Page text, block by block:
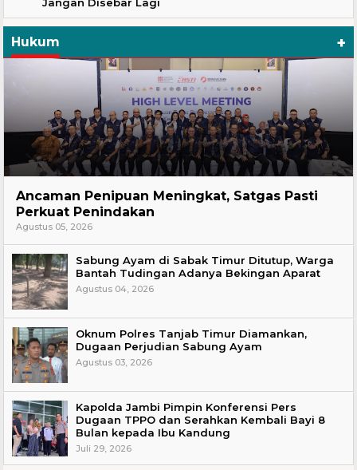
Hukum +
Ancaman Penipuan Meningkat, Satgas Pasti
Perkuat Penindakan
Agustus 05, 2026
Sabung Ayam di Sabak Timur Ditutup, Warga
Bantah Tudingan Adanya Bekingan Aparat
Agustus 04, 2026
Oknum Polres Tanjab Timur Diamankan,
Dugaan Perjudian Sabung Ayam
Agustus 03, 2026
Kapolda Jambi Pimpin Konferensi Pers
Dugaan TPPO dan Serahkan Kembali Bayi 8
Bulan kepada Ibu Kandung
Juli 29, 2026